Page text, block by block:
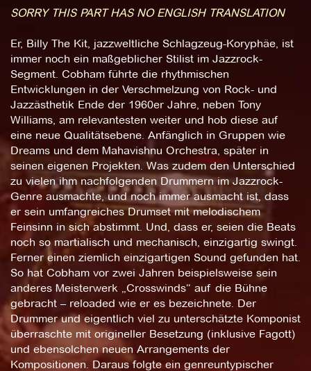
SORRY THIS PART HAS NO ENGLISH TRANSLATION
Er, Billy The Kit, jazzweltliche Schlagzeug-Koryphäe, ist
immer noch ein maßgeblicher Stilist im Jazzrock-
Segment. Cobham führte die rhythmischen
Entwicklungen in der Verschmelzung von Rock- und
Jazzästhetik Ende der 1960er Jahre, neben Tony
Williams, am relevantesten weiter und hob diese auf
eine neue Qualitätsebene. Anfänglich in Gruppen wie
Dreams und dem Mahavishnu Orchestra, später in
seinen eigenen Projekten. Was zudem den Unterschied
zu vielen ihm nachfolgenden Drummern im Jazzrock-
Genre ausmachte, und noch immer ausmacht ist, dass
er sein umfangreiches Drumset mit melodischem
Feinsinn in sich abstimmt. Und, dass er, seien die Beats
noch so martialisch und mechanisch, einzigartig swingt.
Ferner einen ziemlich einzigartigen Sound gefunden hat.
So hat Cobham vor zwei Jahren beispielsweise sein
anderes Meisterwerk „Crosswinds“ auf die Bühne
gebracht – reloaded wie er es bezeichnete. Der
Drummer und eigentlich viel zu unterschätzte Komponist
überraschte mit origineller Besetzung (inklusive Fagott)
und ebensolchen neuen Arrangements der
Kompositionen. Daraus folgte ein genreuntypischer